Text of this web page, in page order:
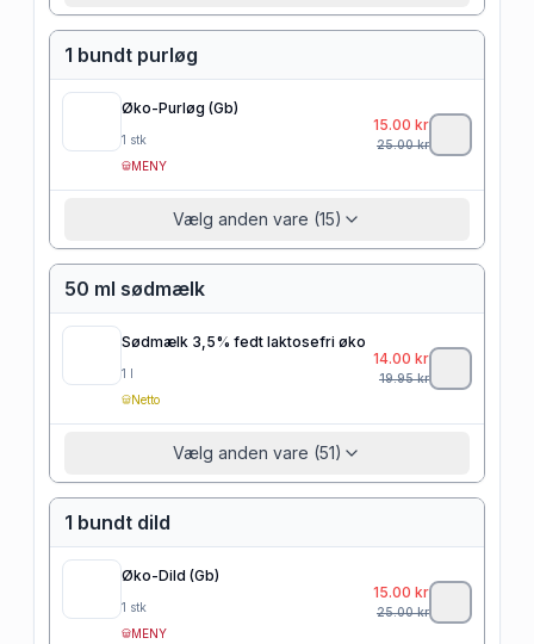
1 bundt purløg
Øko-Purløg (Gb)
1 stk
MENY
15.00 kr
25.00kr
Vælg anden vare (15)
50 ml sødmælk
Sødmælk 3,5% fedt laktosefri øko
1 l
Netto
14.00 kr
19.95kr
Vælg anden vare (51)
1 bundt dild
Øko-Dild (Gb)
1 stk
MENY
15.00 kr
25.00kr